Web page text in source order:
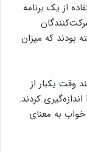
از یک برنامه
که میزان
وقت یکبار از
کردند.
به معنای